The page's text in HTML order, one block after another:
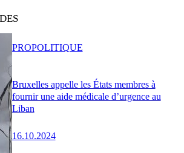
Bruxelles appelle les États membres à
fournir une aide médicale d’urgence au
Liban
16.10.2024
PROPOLITIQUE